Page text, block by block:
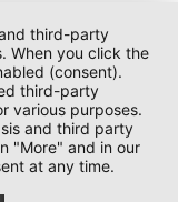
third-party
When you click the
(consent).
third-party
various purposes.
and third party
"More" and in our
at any time.